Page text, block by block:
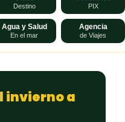
Destino PIX
Agua y Salud
En el mar
Agencia
de Viajes
invierno a